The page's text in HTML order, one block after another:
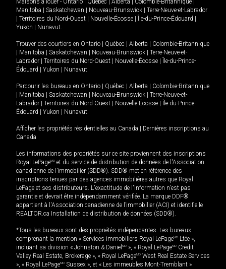
Maisons à louer - Ontario Québec Alberta Colombie-Britannique
Manitoba
Saskatchewan Nouveau-Brunswick
Terre-Neuve-et-Labrador
Territoires du Nord-Ouest Nouvelle-Écosse Île-du-Prince-Édouard
Yukon
Nunavut.
Trouver des courtiers en Ontario Québec Alberta
Colombie-Britannique
Manitoba Saskatchewan Nouveau-Brunswick
Terre-Neuve-et-
Labrador
Territoires du Nord-Ouest Nouvelle-Écosse
Île-du-Prince-
Édouard
Yukon Nunavut
Parcourir les bureaux en Ontario Québec Alberta
Colombie-Britannique
Manitoba Saskatchewan Nouveau-Brunswick
Terre-Neuve-et-
Labrador
Territoires du Nord-Ouest Nouvelle-Écosse
Île-du-Prince-
Édouard
Yukon Nunavut
Afficher les propriétés résidentielles au Canada
Dernières inscriptions au
Canada
Les informations des propriétés sur ce site proviennent des inscriptions
Royal LePageMD et du service de distribution de données de l'Association
canadienne de l’immobilier (SDD®). SDD® met en référence des
inscriptions tenues par des agences immobilières autres que Royal
LePage et ses distributeurs. L'exactitude de l'information n'est pas
garantie et devrait être indépendamment vérifiée. La marque DDF®
appartient à l'Association canadienne de l’immobilier (ACI) et identifie le
REALTOR.ca Installation de distribution de données (SDD®).
*Tous les bureaux sont des propriétés indépendantes. Les bureaux
comprenant la mention « Services immobiliers Royal LePageMD Ltée »,
incluant sa division « Johnston & Daniel MD », « Royal LePageMD Credit
Valley Real Estate, Brokerage », « Royal LePageMD West Real Estate Services
», « Royal LePageMD Sussex », et « Les immeubles Mont-Tremblant »